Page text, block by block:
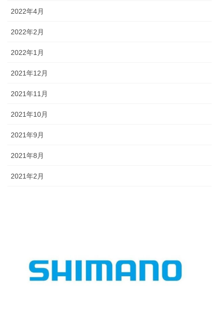
2022年4月
2022年2月
2022年1月
2021年12月
2021年11月
2021年10月
2021年9月
2021年8月
2021年2月